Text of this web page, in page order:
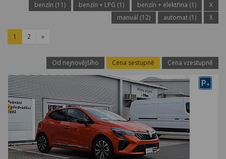
benzín (11)
benzín + LPG (1) benzín + elektřina (1)
X
manuál (12)
automat (1) X
1 2 »
Od nejnovějšího Cena sestupně Cena vzestupně
P+